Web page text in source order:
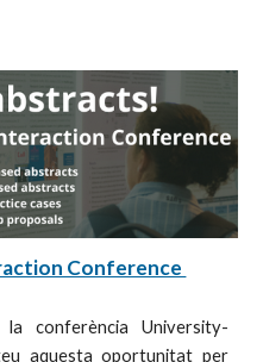
Conference
conferència University-
aquesta oportunitat per